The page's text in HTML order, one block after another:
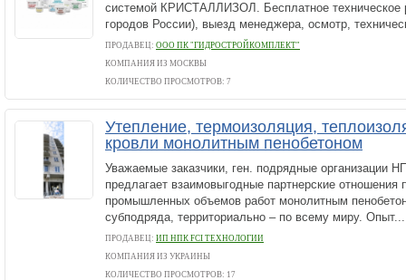
системой КРИСТАЛЛИЗОЛ. Бесплатное техническое
городов России), выезд менеджера, осмотр,
ПРОДАВЕЦ: ООО ПК "ГИДРОСТРОЙКОМПЛЕКТ"
КОМПАНИЯ ИЗ МОСКВЫ
КОЛИЧЕСТВО ПРОСМОТРОВ: 7
Утепление, термоизоляция,
кровли монолитным пенобетоном
Уважаемые заказчики, ген. подрядные организации
предлагает взаимовыгодные партнерские отношения
промышленных объемов работ монолитным
субподряда, территориально – по всему миру. Опыт...
ПРОДАВЕЦ: ИП НПК FCI ТЕХНОЛОГИИ
КОМПАНИЯ ИЗ УКРАИНЫ
КОЛИЧЕСТВО ПРОСМОТРОВ: 17